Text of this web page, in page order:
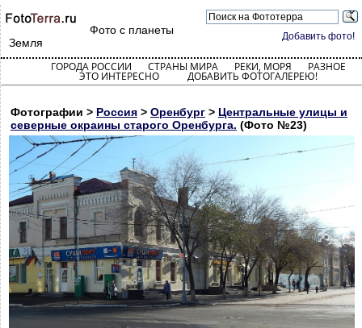
Добавить фото!
Фото с планеты
Земля
ГОРОДА РОССИИ СТРАНЫ МИРА РЕКИ, МОРЯ РАЗНОЕ
ЭТО ИНТЕРЕСНО ДОБАВИТЬ ФОТОГАЛЕРЕЮ!
Фотографии > Россия > Оренбург > Центральные улицы и
северные окраины старого Оренбурга. (Фото №23)